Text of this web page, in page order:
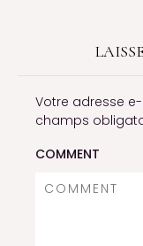
Votre adresse
champs
COMMENT